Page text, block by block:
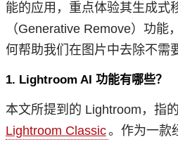
能的应用，重点体验其生成式
（Generative Remove）功能
何帮助我们在图片中去除不需
1. Lightroom AI 功能有哪些？
本文所提到的 Lightroom，指
Lightroom Classic。作为一款